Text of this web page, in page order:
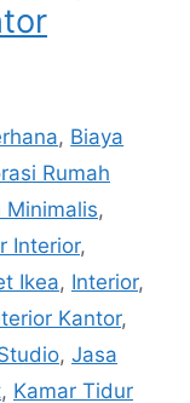
, Biaya
Rumah
Minimalis,
Interior,
Ikea, Interior,
Kantor,
, Jasa
, Kamar Tidur